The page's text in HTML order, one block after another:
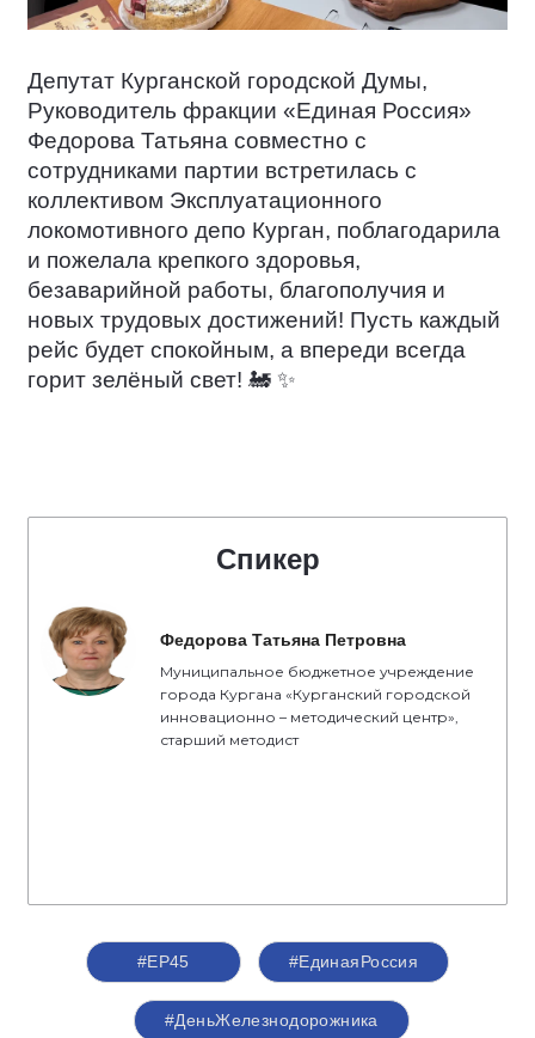
Депутат Курганской городской Думы,
Руководитель фракции «Единая Россия»
Федорова Татьяна совместно с
сотрудниками партии встретилась с
коллективом Эксплуатационного
локомотивного депо Курган, поблагодарила
и пожелала крепкого здоровья,
безаварийной работы, благополучия и
новых трудовых достижений! Пусть каждый
рейс будет спокойным, а впереди всегда
горит зелёный свет! 🚂 ✨
Спикер
Федорова Татьяна Петровна
Муниципальное бюджетное учреждение
города Кургана «Курганский городской
инновационно – методический центр»,
старший методист
#ЕР45 #ЕдинаяРоссия
#ДеньЖелезнодорожника